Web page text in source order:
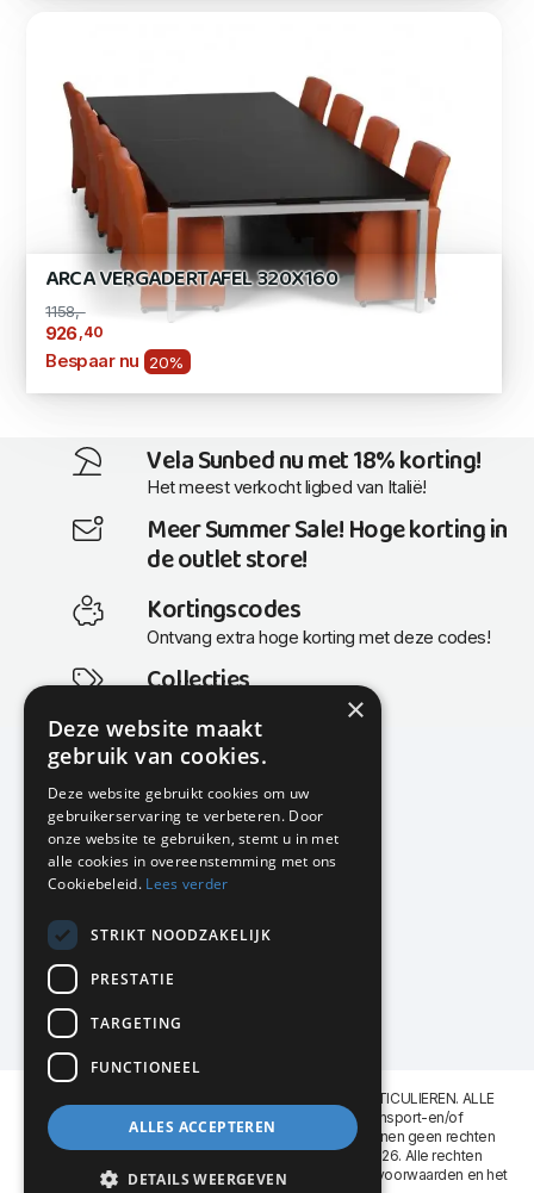
ARCA VERGADERTAFEL 320X160
1158,-
926,40
Bespaar nu 20%
Vela Sunbed nu met 18% korting!
Het meest verkocht ligbed van Italië!
Meer Summer Sale! Hoge korting in
de outlet store!
Kortingscodes
Ontvang extra hoge korting met deze codes!
Collecties
Actuele en populaire collecties
KMP Kantoormeubilair
Airport Business Park
Frankfurtstraat 29-31
1175 RH Lijnden
020-617 01 26
info@kmpkantoormeubilair.nl
Facebook
Instagram
KMP Kantoormeubilair levert aan BEDRIJVEN en PARTICULIEREN. ALLE
GENOEMDE PRIJZEN ZIJN EXCL. 21% B.T.W. Transport-en/of
Montagekosten op aanvraag. Aan deze website kunnen geen rechten
worden ontleend. KMP Kantoormeubilair VOF © 2026. Alle rechten
voorbehouden. Lees voor gebruik graag de
leveringsvoorwaarden en het
×
Deze website maakt
gebruik van cookies.
Deze website gebruikt cookies om uw
gebruikerservaring te verbeteren. Door
onze website te gebruiken, stemt u in met
alle cookies in overeenstemming met ons
Cookiebeleid. Lees verder
STRIKT NOODZAKELIJK
PRESTATIE
TARGETING
FUNCTIONEEL
ALLES ACCEPTEREN
DETAILS WEERGEVEN